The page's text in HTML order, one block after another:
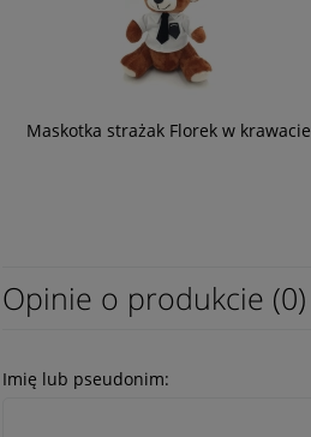
Torba na radio Holster Tee-Uu
130,00 złMaskotka strażak Florek w krawacie
Opinie o produkcie (0)
Imię lub pseudonim: